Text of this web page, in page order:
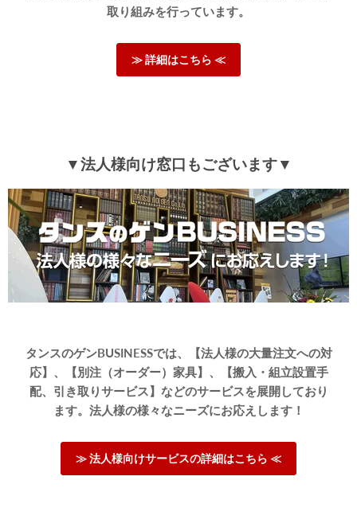
取り組みを行っています。
≫ 詳細はこちら ≪
▼法人様向け窓口もございます▼
タンスのゲンBUSINESSでは、【法人様の大量注文への対
応】、【別注（オーダー）家具】、【搬入・組立設置手
配、引き取りサービス】などのサービスを展開しており
ます。法人様の様々なニーズにお応えします！
≫ 法人様向けサービスの詳細はこちら ≪